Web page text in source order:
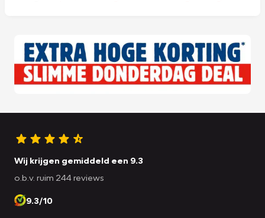
Wij krijgen gemiddeld een 9.3
o.b.v. ruim 244 reviews
9.3/10